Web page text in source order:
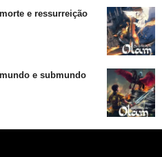
e ressurreição
e submundo